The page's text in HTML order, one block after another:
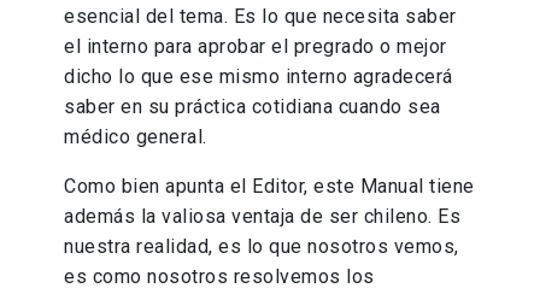
esencial del tema. Es lo que necesita saber
el interno para aprobar el pregrado o mejor
dicho lo que ese mismo interno agradecerá
saber en su práctica cotidiana cuando sea
médico general.
Como bien apunta el Editor, este Manual tiene
además la valiosa ventaja de ser chileno. Es
nuestra realidad, es lo que nosotros vemos,
es como nosotros resolvemos los